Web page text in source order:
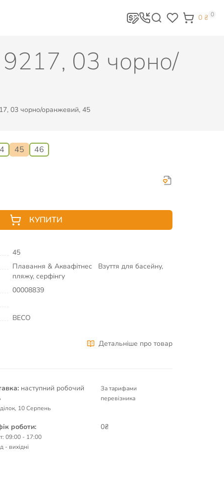
0 ₴ 0
9217, 03 чорно/
03 чорно/оранжевий, 45
45 46
КУПИТИ
45
Плавання & Аквафітнес
Взуття для басейну,
пляжу, серфінгу
00008839
BECO
Детальніше про товар
наступний робочий
10 Серпень
За тарифами
перевізника
роботи:
09:00 - 17:00
- вихідні
0₴